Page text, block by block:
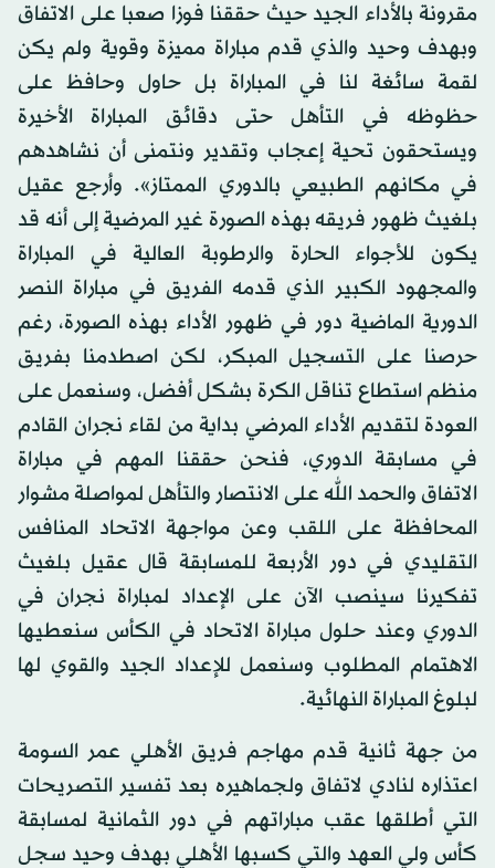
مقرونة بالأداء الجيد حيث حققنا فوزا صعبا على الاتفاق
وبهدف وحيد والذي قدم مباراة مميزة وقوية ولم يكن
لقمة سائغة لنا في المباراة بل حاول وحافظ على
حظوظه في التأهل حتى دقائق المباراة الأخيرة
ويستحقون تحية إعجاب وتقدير ونتمنى أن نشاهدهم
في مكانهم الطبيعي بالدوري الممتاز». وأرجع عقيل
بلغيث ظهور فريقه بهذه الصورة غير المرضية إلى أنه قد
يكون للأجواء الحارة والرطوبة العالية في المباراة
والمجهود الكبير الذي قدمه الفريق في مباراة النصر
الدورية الماضية دور في ظهور الأداء بهذه الصورة، رغم
حرصنا على التسجيل المبكر، لكن اصطدمنا بفريق
منظم استطاع تناقل الكرة بشكل أفضل، وسنعمل على
العودة لتقديم الأداء المرضي بداية من لقاء نجران القادم
في مسابقة الدوري، فنحن حققنا المهم في مباراة
الاتفاق والحمد الله على الانتصار والتأهل لمواصلة مشوار
المحافظة على اللقب وعن مواجهة الاتحاد المنافس
التقليدي في دور الأربعة للمسابقة قال عقيل بلغيث
تفكيرنا سينصب الآن على الإعداد لمباراة نجران في
الدوري وعند حلول مباراة الاتحاد في الكأس سنعطيها
الاهتمام المطلوب وسنعمل للإعداد الجيد والقوي لها
لبلوغ المباراة النهائية.
من جهة ثانية قدم مهاجم فريق الأهلي عمر السومة
اعتذاره لنادي لاتفاق ولجماهيره بعد تفسير التصريحات
التي أطلقها عقب مباراتهم في دور الثمانية لمسابقة
كأس ولي العهد والتي كسبها الأهلي بهدف وحيد سجل